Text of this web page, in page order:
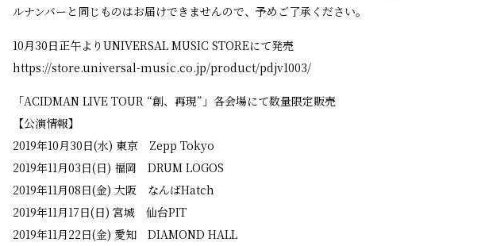
ルナンバーと同じものはお届けできませんので、予めご了承ください。
10月30日正午よりUNIVERSAL MUSIC STOREにて発売
https://store.universal-music.co.jp/product/pdjv1003/
「ACIDMAN LIVE TOUR “創、再現”」各会場にて数量限定販売
【公演情報】
2019年10月30日(水) 東京 Zepp Tokyo
2019年11月03日(日) 福岡 DRUM LOGOS
2019年11月08日(金) 大阪 なんばHatch
2019年11月17日(日) 宮城 仙台PIT
2019年11月22日(金) 愛知 DIAMOND HALL